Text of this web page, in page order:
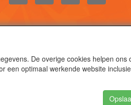
De overige cookies helpen ons
een optimaal werkende website